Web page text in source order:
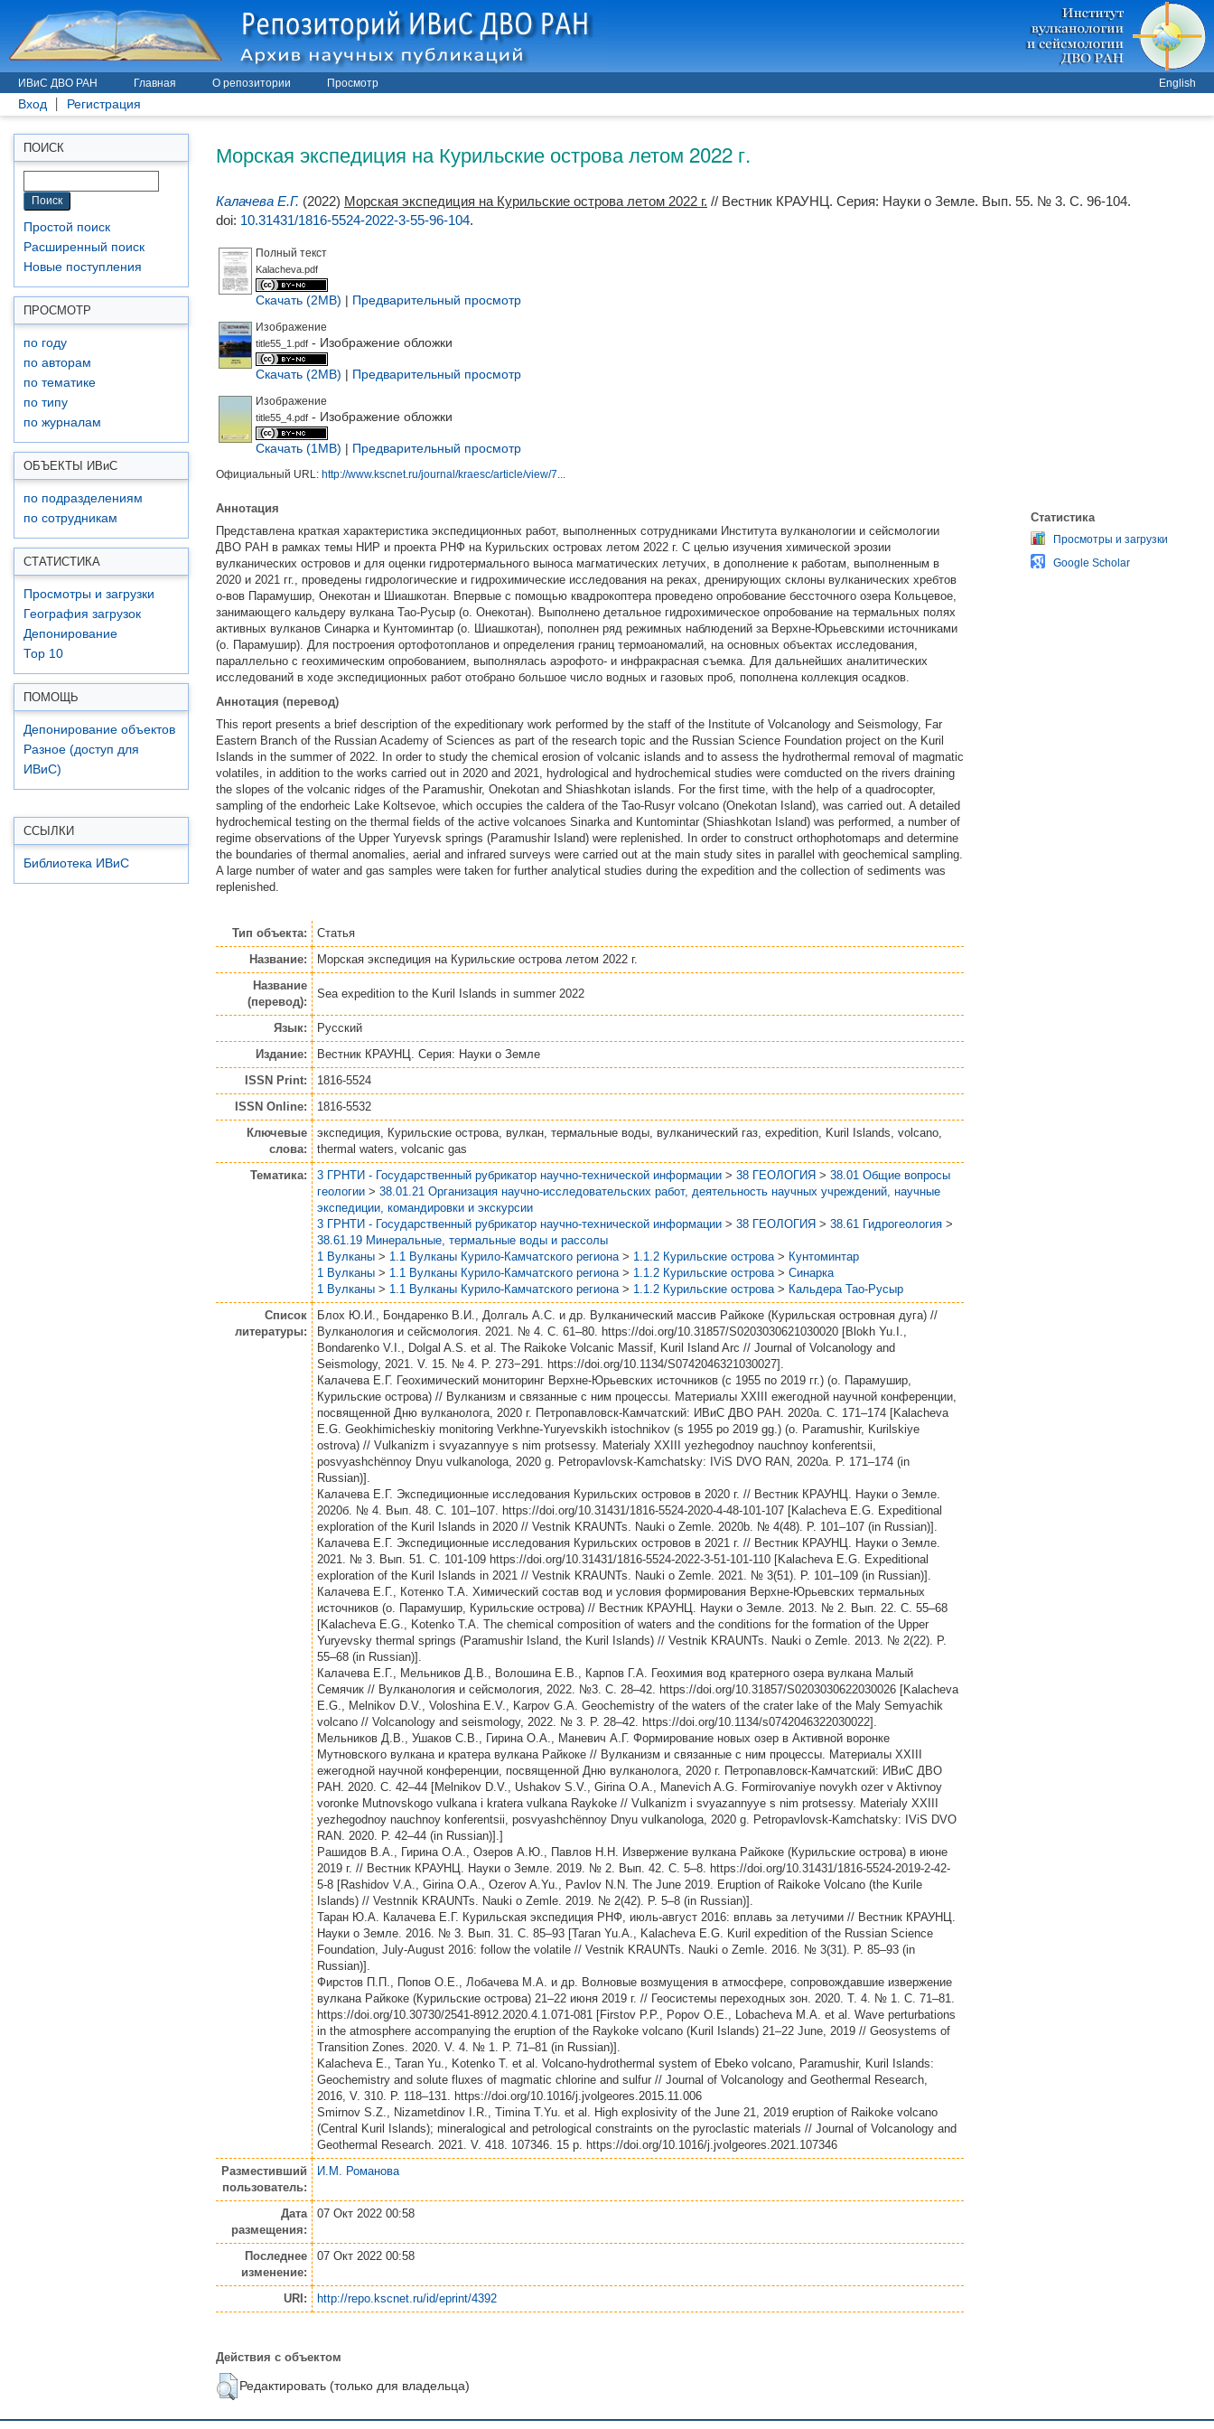
ИВиС ДВО РАН Главная О репозитории Просмотр English
Вход Регистрация
ПОИСК
Простой поиск
Расширенный поиск
Новые поступления
ПРОСМОТР
по году
по авторам
по тематике
по типу
по журналам
ОБЪЕКТЫ ИВиС
по подразделениям
по сотрудникам
СТАТИСТИКА
Просмотры и загрузки
География загрузок
Депонирование
Top 10
ПОМОЩЬ
Депонирование объектов
Разное (доступ для
ИВиС)
ССЫЛКИ
Библиотека ИВиС
Морская экспедиция на Курильские острова летом 2022 г.
Калачева Е.Г. (2022) Морская экспедиция на Курильские острова летом 2022 г. // Вестник КРАУНЦ. Серия: Науки о Земле. Вып. 55. № 3. С. 96-104.
doi: 10.31431/1816-5524-2022-3-55-96-104.
Полный текст
Kalacheva.pdf
Скачать (2MB) | Предварительный просмотр
Изображение
title55_1.pdf - Изображение обложки
Скачать (2MB) | Предварительный просмотр
Изображение
title55_4.pdf - Изображение обложки
Скачать (1MB) | Предварительный просмотр
Официальный URL: http://www.kscnet.ru/journal/kraesc/article/view/7...
Аннотация
Представлена краткая характеристика экспедиционных работ, выполненных сотрудниками Института вулканологии и сейсмологии
ДВО РАН в рамках темы НИР и проекта РНФ на Курильских островах летом 2022 г. С целью изучения химической эрозии
вулканических островов и для оценки гидротермального выноса магматических летучих, в дополнение к работам, выполненным в
2020 и 2021 гг., проведены гидрологические и гидрохимические исследования на реках, дренирующих склоны вулканических хребтов
о-вов Парамушир, Онекотан и Шиашкотан. Впервые с помощью квадрокоптера проведено опробование бессточного озера Кольцевое,
занимающего кальдеру вулкана Тао-Русыр (о. Онекотан). Выполнено детальное гидрохимическое опробование на термальных полях
активных вулканов Синарка и Кунтоминтар (о. Шиашкотан), пополнен ряд режимных наблюдений за Верхне-Юрьевскими источниками
(о. Парамушир). Для построения ортофотопланов и определения границ термоаномалий, на основных объектах исследования,
параллельно с геохимическим опробованием, выполнялась аэрофото- и инфракрасная съемка. Для дальнейших аналитических
исследований в ходе экспедиционных работ отобрано большое число водных и газовых проб, пополнена коллекция осадков.
Аннотация (перевод)
This report presents a brief description of the expeditionary work performed by the staff of the Institute of Volcanology and Seismology, Far
Eastern Branch of the Russian Academy of Sciences as part of the research topic and the Russian Science Foundation project on the Kuril
Islands in the summer of 2022. In order to study the chemical erosion of volcanic islands and to assess the hydrothermal removal of magmatic
volatiles, in addition to the works carried out in 2020 and 2021, hydrological and hydrochemical studies were comducted on the rivers draining
the slopes of the volcanic ridges of the Paramushir, Onekotan and Shiashkotan islands. For the first time, with the help of a quadrocopter,
sampling of the endorheic Lake Koltsevoe, which occupies the caldera of the Tao-Rusyr volcano (Onekotan Island), was carried out. A detailed
hydrochemical testing on the thermal fields of the active volcanoes Sinarka and Kuntomintar (Shiashkotan Island) was performed, a number of
regime observations of the Upper Yuryevsk springs (Paramushir Island) were replenished. In order to construct orthophotomaps and determine
the boundaries of thermal anomalies, aerial and infrared surveys were carried out at the main study sites in parallel with geochemical sampling.
A large number of water and gas samples were taken for further analytical studies during the expedition and the collection of sediments was
replenished.
Тип объекта:
Статья
Название:
Морская экспедиция на Курильские острова летом 2022 г.
Название
(перевод):
Sea expedition to the Kuril Islands in summer 2022
Язык:
Русский
Издание:
Вестник КРАУНЦ. Серия: Науки о Земле
ISSN Print:
1816-5524
ISSN Online:
1816-5532
Ключевые
слова:
экспедиция, Курильские острова, вулкан, термальные воды, вулканический газ, expedition, Kuril Islands, volcano,
thermal waters, volcanic gas
Тематика:
3 ГРНТИ - Государственный рубрикатор научно-технической информации > 38 ГЕОЛОГИЯ > 38.01 Общие вопросы
геологии > 38.01.21 Организация научно-исследовательских работ, деятельность научных учреждений, научные
экспедиции, командировки и экскурсии
3 ГРНТИ - Государственный рубрикатор научно-технической информации > 38 ГЕОЛОГИЯ > 38.61 Гидрогеология >
38.61.19 Минеральные, термальные воды и рассолы
1 Вулканы > 1.1 Вулканы Курило-Камчатского региона > 1.1.2 Курильские острова > Кунтоминтар
1 Вулканы > 1.1 Вулканы Курило-Камчатского региона > 1.1.2 Курильские острова > Синарка
1 Вулканы > 1.1 Вулканы Курило-Камчатского региона > 1.1.2 Курильские острова > Кальдера Тао-Русыр
Список
литературы:
Блох Ю.И., Бондаренко В.И., Долгаль А.С. и др. Вулканический массив Райкоке (Курильская островная дуга) //
Вулканология и сейсмология. 2021. № 4. С. 61–80. https://doi.org/10.31857/S0203030621030020 [Blokh Yu.I.,
Bondarenko V.I., Dolgal A.S. et al. The Raikoke Volcanic Massif, Kuril Island Arc // Journal of Volcanology and
Seismology, 2021. V. 15. № 4. P. 273−291. https://doi.org/10.1134/S0742046321030027].
Калачева Е.Г. Геохимический мониторинг Верхне-Юрьевских источников (с 1955 по 2019 гг.) (о. Парамушир,
Курильские острова) // Вулканизм и связанные с ним процессы. Материалы XXIII ежегодной научной конференции,
посвященной Дню вулканолога, 2020 г. Петропавловск-Камчатский: ИВиС ДВО РАН. 2020а. C. 171–174 [Kalacheva
E.G. Geokhimicheskiy monitoring Verkhne-Yuryevskikh istochnikov (s 1955 po 2019 gg.) (o. Paramushir, Kurilskiye
ostrova) // Vulkanizm i svyazannyye s nim protsessy. Materialy XXIII yezhegodnoy nauchnoy konferentsii,
posvyashchёnnoy Dnyu vulkanologa, 2020 g. Petropavlovsk-Kamchatsky: IViS DVO RAN, 2020a. P. 171–174 (in
Russian)].
Калачева Е.Г. Экспедиционные исследования Курильских островов в 2020 г. // Вестник КРАУНЦ. Науки о Земле.
2020б. № 4. Вып. 48. С. 101–107. https://doi.org/10.31431/1816-5524-2020-4-48-101-107 [Kalacheva E.G. Expeditional
exploration of the Kuril Islands in 2020 // Vestnik KRAUNTs. Nauki o Zemle. 2020b. № 4(48). P. 101–107 (in Russian)].
Калачева Е.Г. Экспедиционные исследования Курильских островов в 2021 г. // Вестник КРАУНЦ. Науки о Земле.
2021. № 3. Вып. 51. С. 101-109 https://doi.org/10.31431/1816-5524-2022-3-51-101-110 [Kalacheva E.G. Expeditional
exploration of the Kuril Islands in 2021 // Vestnik KRAUNTs. Nauki o Zemle. 2021. № 3(51). P. 101–109 (in Russian)].
Калачева Е.Г., Котенко Т.А. Химический состав вод и условия формирования Верхне-Юрьевских термальных
источников (о. Парамушир, Курильские острова) // Вестник КРАУНЦ. Науки о Земле. 2013. № 2. Вып. 22. C. 55–68
[Kalacheva E.G., Kotenko T.A. The chemical composition of waters and the conditions for the formation of the Upper
Yuryevsky thermal springs (Paramushir Island, the Kuril Islands) // Vestnik KRAUNTs. Nauki o Zemle. 2013. № 2(22). P.
55–68 (in Russian)].
Калачева Е.Г., Мельников Д.В., Волошина Е.В., Карпов Г.А. Геохимия вод кратерного озера вулкана Малый
Семячик // Вулканология и сейсмология, 2022. №3. С. 28–42. https://doi.org/10.31857/S0203030622030026 [Kalacheva
E.G., Melnikov D.V., Voloshina E.V., Karpov G.A. Geochemistry of the waters of the crater lake of the Maly Semyachik
volcano // Volcanology and seismology, 2022. № 3. P. 28–42. https://doi.org/10.1134/s0742046322030022].
Мельников Д.В., Ушаков С.В., Гирина О.А., Маневич А.Г. Формирование новых озер в Активной воронке
Мутновского вулкана и кратера вулкана Райкоке // Вулканизм и связанные с ним процессы. Материалы XXIII
ежегодной научной конференции, посвященной Дню вулканолога, 2020 г. Петропавловск-Камчатский: ИВиС ДВО
РАН. 2020. С. 42–44 [Melnikov D.V., Ushakov S.V., Girina O.A., Manevich A.G. Formirovaniye novykh ozer v Aktivnoy
voronke Mutnovskogo vulkana i kratera vulkana Raykoke // Vulkanizm i svyazannyye s nim protsessy. Materialy XXIII
yezhegodnoy nauchnoy konferentsii, posvyashchёnnoy Dnyu vulkanologa, 2020 g. Petropavlovsk-Kamchatsky: IViS DVO
RAN. 2020. P. 42–44 (in Russian)].]
Рашидов В.А., Гирина О.А., Озеров А.Ю., Павлов Н.Н. Извержение вулкана Райкоке (Курильские острова) в июне
2019 г. // Вестник КРАУНЦ. Науки о Земле. 2019. № 2. Вып. 42. С. 5–8. https://doi.org/10.31431/1816-5524-2019-2-42-
5-8 [Rashidov V.A., Girina O.A., Ozerov A.Yu., Pavlov N.N. The June 2019. Eruption of Raikoke Volcano (the Kurile
Islands) // Vestnnik KRAUNTs. Nauki o Zemle. 2019. № 2(42). P. 5–8 (in Russian)].
Таран Ю.А. Калачева Е.Г. Курильская экспедиция РНФ, июль-август 2016: вплавь за летучими // Вестник КРАУНЦ.
Науки о Земле. 2016. № 3. Вып. 31. С. 85–93 [Taran Yu.A., Kalacheva E.G. Kuril expedition of the Russian Science
Foundation, July-August 2016: follow the volatile // Vestnik KRAUNTs. Nauki o Zemle. 2016. № 3(31). P. 85–93 (in
Russian)].
Фирстов П.П., Попов О.Е., Лобачева М.А. и др. Волновые возмущения в атмосфере, сопровождавшие извержение
вулкана Райкоке (Курильские острова) 21–22 июня 2019 г. // Геосистемы переходных зон. 2020. Т. 4. № 1. С. 71–81.
https://doi.org/10.30730/2541-8912.2020.4.1.071-081 [Firstov P.P., Popov O.E., Lobacheva M.A. et al. Wave perturbations
in the atmosphere accompanying the eruption of the Raykoke volcano (Kuril Islands) 21–22 June, 2019 // Geosystems of
Transition Zones. 2020. V. 4. № 1. P. 71–81 (in Russian)].
Kalacheva E., Taran Yu., Kotenko T. et al. Volcano-hydrothermal system of Ebeko volcano, Paramushir, Kuril Islands:
Geochemistry and solute fluxes of magmatic chlorine and sulfur // Journal of Volcanology and Geothermal Research,
2016, V. 310. P. 118–131. https://doi.org/10.1016/j.jvolgeores.2015.11.006
Smirnov S.Z., Nizametdinov I.R., Timina T.Yu. et al. High explosivity of the June 21, 2019 eruption of Raikoke volcano
(Central Kuril Islands); mineralogical and petrological constraints on the pyroclastic materials // Journal of Volcanology and
Geothermal Research. 2021. V. 418. 107346. 15 p. https://doi.org/10.1016/j.jvolgeores.2021.107346
Разместивший
пользователь:
И.М. Романова
Дата
размещения:
07 Окт 2022 00:58
Последнее
изменение:
07 Окт 2022 00:58
URI: http://repo.kscnet.ru/id/eprint/4392
Действия с объектом
Редактировать (только для владельца)
Статистика
Просмотры и загрузки
Google Scholar